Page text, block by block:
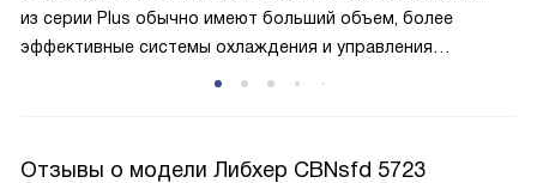
из серии Plus обычно имеют больший объем, более
эффективные системы охлаждения и управления
свежести. Бытовая техника из этой линейки отличается
Отзывы о модели Либхер CBNsfd 5723